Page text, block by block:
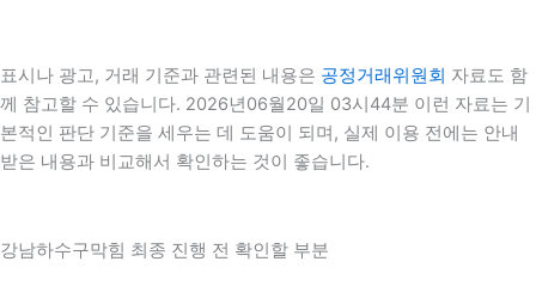
표시나 광고, 거래 기준과 관련된 내용은 공정거래위원회 자료도 함
께 참고할 수 있습니다. 2026년06월20일 03시44분 이런 자료는 기
본적인 판단 기준을 세우는 데 도움이 되며, 실제 이용 전에는 안내
받은 내용과 비교해서 확인하는 것이 좋습니다.
강남하수구막힘 최종 진행 전 확인할 부분